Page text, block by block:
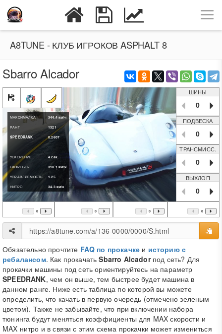
A8TUNE - КЛУБ ИГРОКОВ ASPHALT 8
Sbarro Alcador
МАКСИМАЛКА 344.4км/ч
РАНГ
1321
SPEEDRANK
0.2607
УСКОРЕНИЕ 4 сек.
СКОРОСТЬ
310.1 км/ч
УПРАВЛЯЕМОСТЬ
1.25
НИТРО
34.3км/ч
ШИНЫ
0
ПОДВЕСКА
0
ТРАНСМИСС.
0
ВЫХЛОП
0
0 0 0 0
Обязательно прочтите FAQ по прокачке и историю с
ребалансом. Как прокачатьSbarro Alcadorпод сеть? Для
прокачки машины под сеть ориентируйтесь на параметр
SPEEDRANK, чем он выше, тем быстрее будет машина в
данном ранге. Ниже есть таблица по которой вы можете
определить, что качать в первую очередь (отмечено зеленым
цветом). Также не забывайте, что при включении набора
тюнинга будут меняться коэффициенты для MAX скорости и
MAX нитро и в связи с этим схема прокачки может измениться